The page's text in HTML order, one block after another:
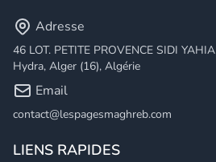
Adresse
46 LOT. PETITE PROVENCE SIDI YAHIA
Hydra, Alger (16), Algérie
Email
contact@lespagesmaghreb.com
LIENS RAPIDES